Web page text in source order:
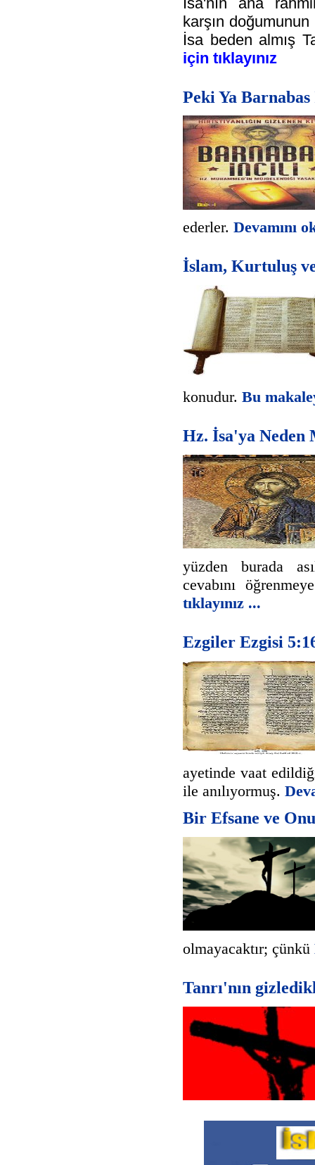
karşın
İsa beden almış
için tıklayınız
Peki Ya
ederler. Devamını
İslam, Kurtuluş
konudur. Bu
Hz. İsa'ya Neden
yüzden burada
cevabını
tıklayınız ...
Ezgiler Ezgisi
ayetinde vaat
ile anılıyormuş.
Bir Efsane ve
olmayacaktır; çünkü
Tanrı'nın